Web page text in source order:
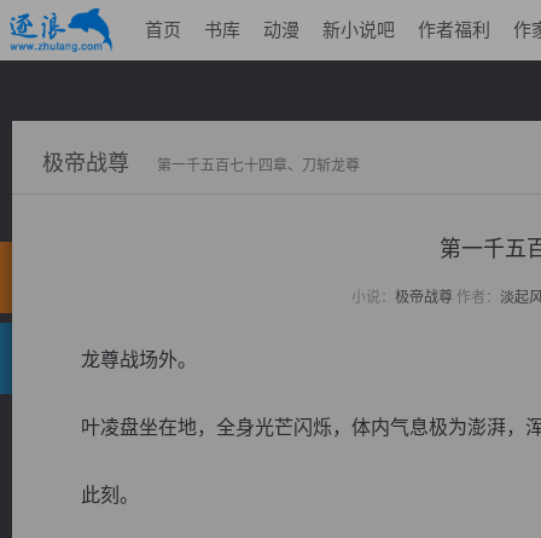
首页 书库 动漫 新小说吧 作者福利 作
极帝战尊 第一千五百七十四章、刀斩龙尊
第一千五
小说： 极帝战尊作者： 淡起
龙尊战场外。
叶凌盘坐在地，全身光芒闪烁，体内气息极为澎湃，
此刻。